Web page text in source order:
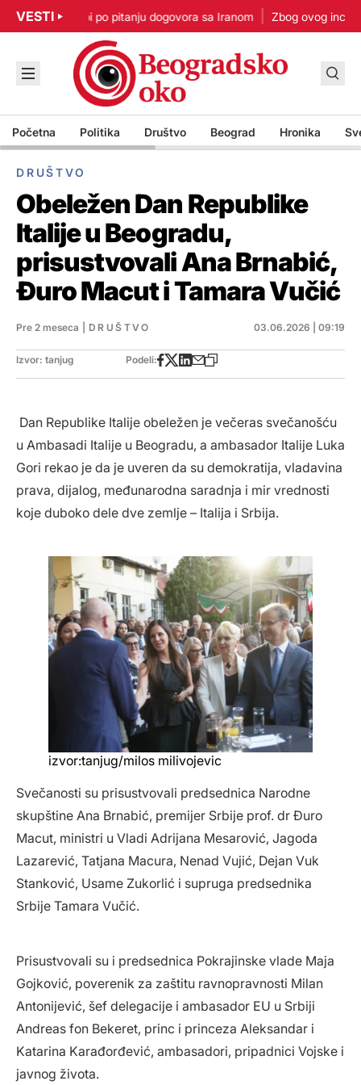
VESTI
Nisam u žurbi po pitanju dogovora sa Iranom Zbog ovog
Početna Politika Društvo Beograd Hronika
DRUŠTVO
Obeležen Dan Republike
Italije u Beogradu,
prisustvovali Ana Brnabić,
Đuro Macut i Tamara Vučić
Pre 2 meseca DRUŠTVO 03.06.2026 | 09:19
Izvor: tanjug Podeli:
Dan Republike Italije obeležen je večeras svečanošću
u Ambasadi Italije u Beogradu, a ambasador Italije Luka
Gori rekao je da je uveren da su demokratija, vladavina
prava, dijalog, međunarodna saradnja i mir vrednosti
koje duboko dele dve zemlje – Italija i Srbija.
izvor:tanjug/milos milivojevic
Svečanosti su prisustvovali predsednica Narodne
skupštine Ana Brnabić, premijer Srbije prof. dr Đuro
Macut, ministri u Vladi Adrijana Mesarović, Jagoda
Lazarević, Tatjana Macura, Nenad Vujić, Dejan Vuk
Stanković, Usame Zukorlić i supruga predsednika
Srbije Tamara Vučić.
Prisustvovali su i predsednica Pokrajinske vlade Maja
Gojković, poverenik za zaštitu ravnopravnosti Milan
Antonijević, šef delegacije i ambasador EU u Srbiji
Andreas fon Bekeret, princ i princeza Aleksandar i
Katarina Karađorđević, ambasadori, pripadnici Vojske i
javnog života.